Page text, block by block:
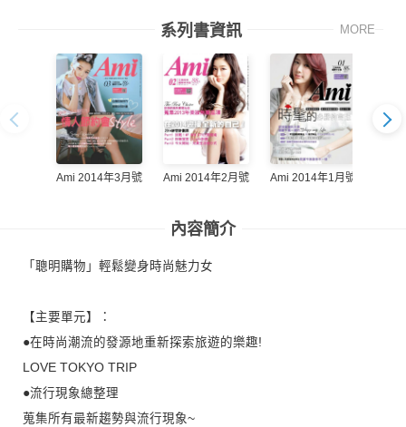
系列書資訊 MORE
Ami 2014年3月號 Ami 2014年2月號 Ami 2014年1月號
內容簡介
「聰明購物」輕鬆變身時尚魅力女
【主要單元】：
●在時尚潮流的發源地重新探索旅遊的樂趣!
LOVE TOKYO TRIP
●流行現象總整理
蒐集所有最新趨勢與流行現象~